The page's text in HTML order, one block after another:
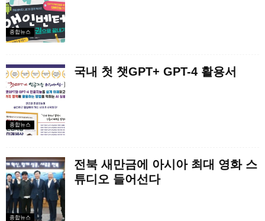
종합뉴스
종합뉴스
국내 첫 챗GPT+ GPT-4 활용서
종합뉴스
전북 새만금에 아시아 최대 영화 스
튜디오 들어선다